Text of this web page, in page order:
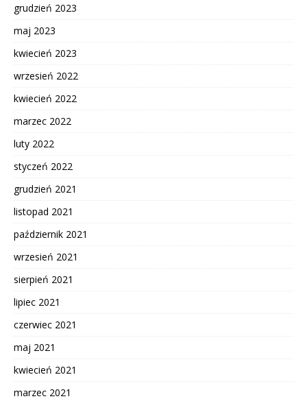
grudzień 2023
maj 2023
kwiecień 2023
wrzesień 2022
kwiecień 2022
marzec 2022
luty 2022
styczeń 2022
grudzień 2021
listopad 2021
październik 2021
wrzesień 2021
sierpień 2021
lipiec 2021
czerwiec 2021
maj 2021
kwiecień 2021
marzec 2021